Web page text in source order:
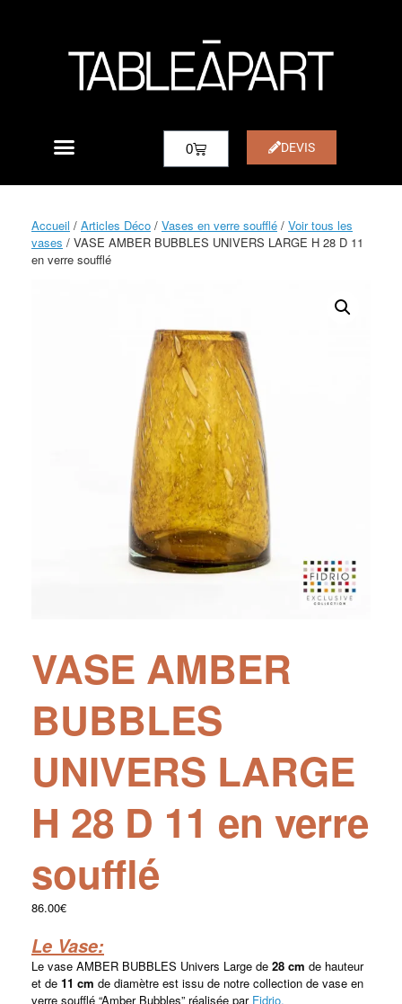
0 DEVIS
Accueil / Articles Déco / Vases en verre soufflé / Voir tous les
vases / VASE AMBER BUBBLES UNIVERS LARGE H 28 D 11
en verre soufflé
VASE AMBER
BUBBLES
UNIVERS LARGE
H 28 D 11 en verre
soufflé
86.00€
Le Vase:
Le vase AMBER BUBBLES Univers Large de 28 cm de hauteur
et de 11 cm de diamètre est issu de notre collection de vase en
verre soufflé “Amber Bubbles” réalisée par Fidrio.